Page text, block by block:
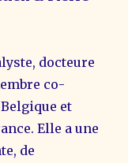
docteure
co-
et
Elle a une
de